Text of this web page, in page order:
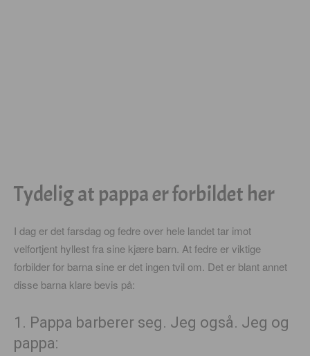
Tydelig at pappa er forbildet her
I dag er det farsdag og fedre over hele landet tar imot
velfortjent hyllest fra sine kjære barn. At fedre er viktige
forbilder for barna sine er det ingen tvil om. Det er blant annet
disse barna klare bevis på:
1. Pappa barberer seg. Jeg også. Jeg og
pappa: